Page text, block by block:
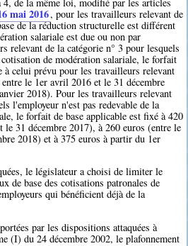
mai 2016, pour les travailleurs relevant de
de la réduction structurelle est différent
salariale est due ou non par
relevant de la catégorie n° 3 pour lesquels
de modération salariale, le forfait
à celui prévu pour les travailleurs relevant
le 1er avril 2016 et le 31 décembre
2018). Pour les travailleurs relevant
l'employeur n'est pas redevable de la
le forfait de base applicable est fixé à 420
31 décembre 2017), à 260 euros (entre le
2018) et à 375 euros à partir du 1er
le législateur a choisi de limiter le
de base des cotisations patronales de
qui bénéficient déjà de la
par les dispositions attaquées à
(I) du 24 décembre 2002, le plafonnement